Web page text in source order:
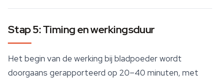
Stap 5: Timing en werkingsduur
Het begin van de werking bij bladpoeder wordt
doorgaans gerapporteerd op 20–40 minuten, met